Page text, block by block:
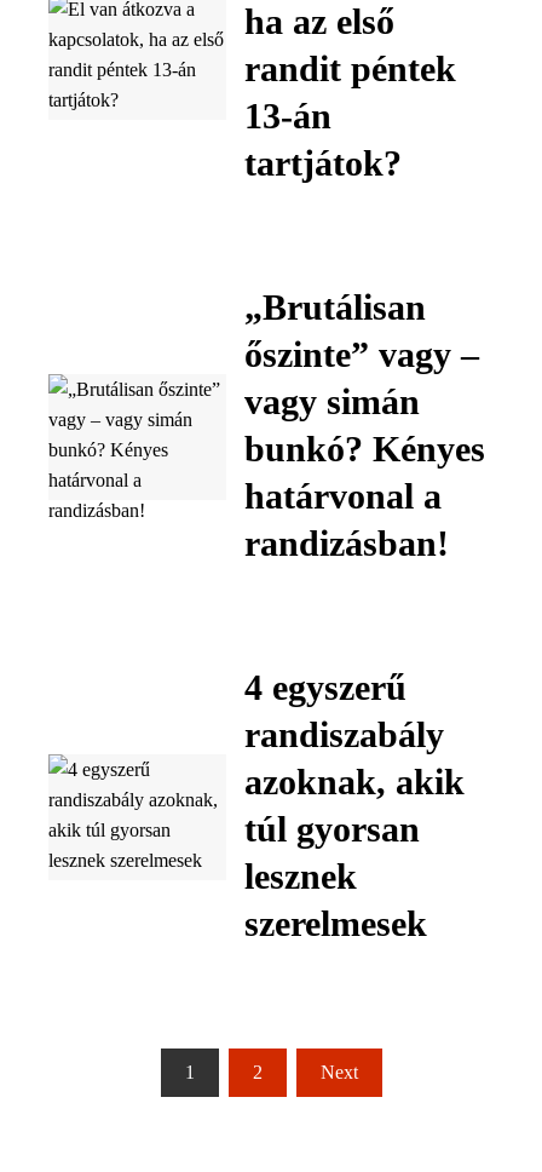
ha az első
randit péntek
13-án
tartjátok?
„Brutálisan
őszinte” vagy –
vagy simán
bunkó? Kényes
határvonal a
randizásban!
4 egyszerű
randiszabály
azoknak, akik
túl gyorsan
lesznek
szerelmesek
Bejegyzések
1 2 Next